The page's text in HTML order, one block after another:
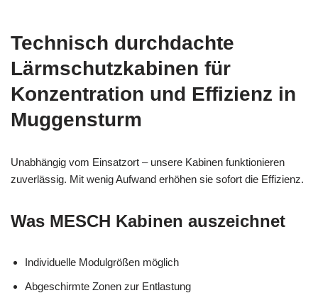
Technisch durchdachte
Lärmschutzkabinen für
Konzentration und Effizienz in
Muggensturm
Unabhängig vom Einsatzort – unsere Kabinen funktionieren
zuverlässig. Mit wenig Aufwand erhöhen sie sofort die Effizienz.
Was MESCH Kabinen auszeichnet
Individuelle Modulgrößen möglich
Abgeschirmte Zonen zur Entlastung